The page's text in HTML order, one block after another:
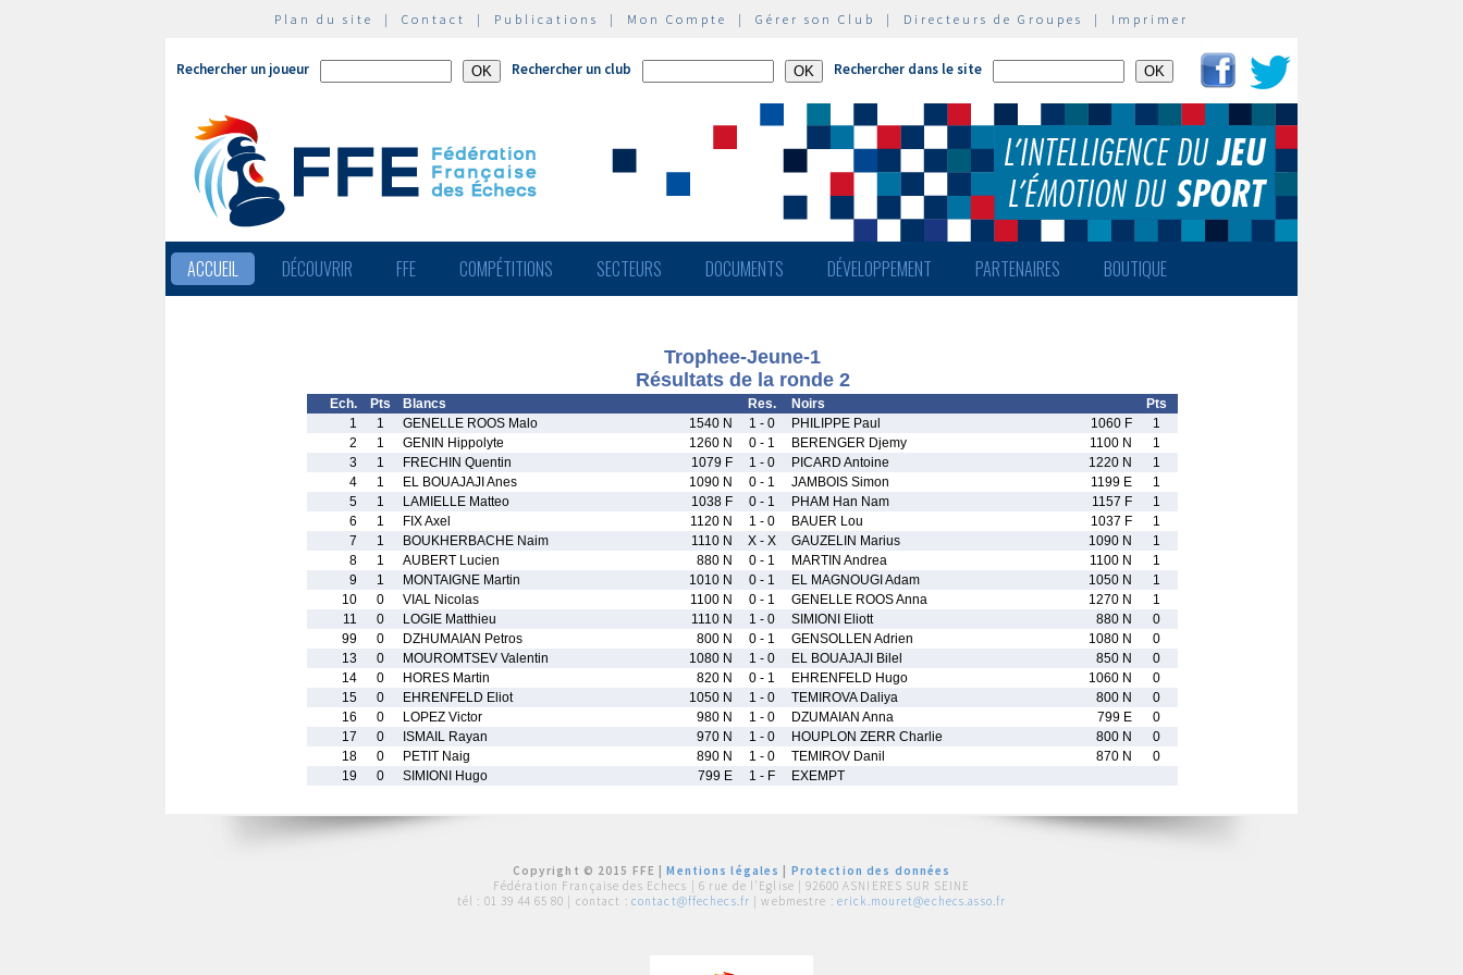
Plan du site | Contact | Publications | Mon Compte | Gérer son Club | Directeurs de Groupes | Imprimer
Rechercher un joueur Rechercher un club Rechercher dans le site
ACCUEIL DÉCOUVRIR FFE COMPÉTITIONS SECTEURS DOCUMENTS DÉVELOPPEMENT PARTENAIRES BOUTIQUE
Trophee-Jeune-1
Résultats de la ronde 2
Ech. Pts Blancs Res. Noirs
Pts
1
1 GENELLE ROOS Malo 1540 N 1 - 0 PHILIPPE Paul 1060 F
1
2
1 GENIN Hippolyte 1260 N 0 - 1 BERENGER Djemy 1100 N
1
3
1 FRECHIN Quentin 1079 F 1 - 0 PICARD Antoine 1220 N
1
4
1 EL BOUAJAJI Anes 1090 N 0 - 1 JAMBOIS Simon 1199 E
1
5
1 LAMIELLE Matteo 1038 F 0 - 1 PHAM Han Nam 1157 F
1
6
1 FIX Axel 1120 N 1 - 0 BAUER Lou 1037 F
1
7
1 BOUKHERBACHE Naim 1110 N X - X GAUZELIN Marius 1090 N
1
8
1 AUBERT Lucien 880 N 0 - 1 MARTIN Andrea 1100 N
1
9
1 MONTAIGNE Martin 1010 N 0 - 1 EL MAGNOUGI Adam 1050 N
1
10
0 VIAL Nicolas 1100 N 0 - 1 GENELLE ROOS Anna 1270 N
1
11
0 LOGIE Matthieu 1110 N 1 - 0 SIMIONI Eliott 880 N
0
99
0 DZHUMAIAN Petros 800 N 0 - 1 GENSOLLEN Adrien 1080 N
0
13
0 MOUROMTSEV Valentin 1080 N 1 - 0 EL BOUAJAJI Bilel 850 N
0
14
0 HORES Martin 820 N 0 - 1 EHRENFELD Hugo 1060 N
0
15
0 EHRENFELD Eliot 1050 N 1 - 0 TEMIROVA Daliya 800 N
0
16
0 LOPEZ Victor 980 N 1 - 0 DZUMAIAN Anna 799 E
0
17
0 ISMAIL Rayan 970 N 1 - 0 HOUPLON ZERR Charlie 800 N
0
18
0 PETIT Naig 890 N 1 - 0 TEMIROV Danil 870 N
0
19
0 SIMIONI Hugo 799 E 1 - F EXEMPT
Copyright © 2015 FFE |Mentions légales
Protection des données
Fédération Française des Echecs | 6 rue de l'Eglise | 92600 ASNIERES SUR SEINE
tél : 01 39 44 65 80 | contact : contact@ffechecs.fr | webmestre : erick.mouret@echecs.asso.fr